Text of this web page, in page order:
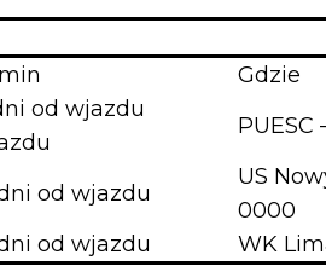
Gdzie
od wjazdu
PUESC
od wjazdu
US
0000
od wjazdu WK